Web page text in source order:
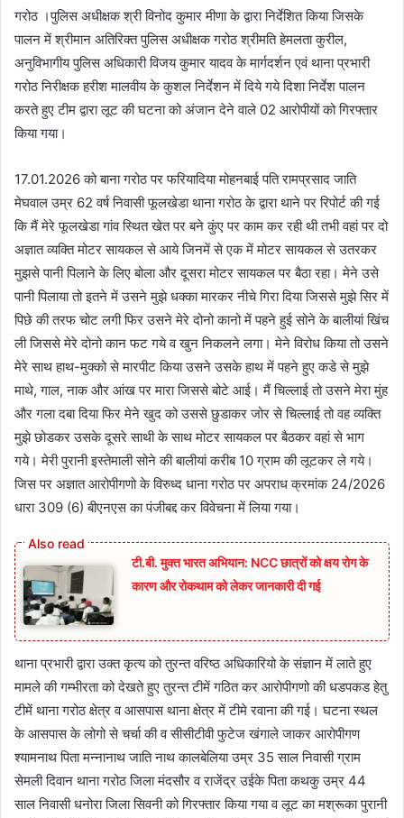
गरोठ ।पुलिस अधीक्षक श्री विनोद कुमार मीणा के द्वारा निर्देशित किया जिसके
पालन में श्रीमान अतिरिक्त पुलिस अधीक्षक गरोठ श्रीमति हेमलता कुरील,
अनुविभागीय पुलिस अधिकारी विजय कुमार यादव के मार्गदर्शन एवं थाना प्रभारी
गरोठ निरीक्षक हरीश मालवीय के कुशल निर्देशन में दिये गये दिशा निर्देश पालन
करते हुए टीम द्वारा लूट की घटना को अंजान देने वाले 02 आरोपीयों को गिरफ्तार
किया गया।
17.01.2026 को बाना गरोठ पर फरियादिया मोहनबाई पति रामप्रसाद जाति
मेघवाल उम्र 62 वर्ष निवासी फूलखेडा थाना गरोठ के द्वारा थाने पर रिपोर्ट की गई
कि मैं मेरे फूलखेडा गांव स्थित खेत पर बने कुंए पर काम कर रही थी तभी वहां पर दो
अज्ञात व्यक्ति मोटर सायकल से आये जिनमें से एक में मोटर सायकल से उतरकर
मुझसे पानी पिलाने के लिए बोला और दूसरा मोटर सायकल पर बैठा रहा। मेने उसे
पानी पिलाया तो इतने में उसने मुझे धक्का मारकर नीचे गिरा दिया जिससे मुझे सिर में
पिछे की तरफ चोट लगी फिर उसने मेरे दोनो कानो में पहने हुई सोने के बालीयां खिंच
ली जिससे मेरे दोनो कान फट गये व खुन निकलने लगा। मेने विरोध किया तो उसने
मेरे साथ हाथ-मुक्को से मारपीट किया उसने उसके हाथ में पहने हुए कडे से मुझे
माथे, गाल, नाक और आंख पर मारा जिससे बोटे आई। मैं चिल्लाई तो उसने मेरा मुंह
और गला दबा दिया फिर मेने खुद को उससे छुडाकर जोर से चिल्लाई तो वह व्यक्ति
मुझे छोडकर उसके दूसरे साथी के साथ मोटर सायकल पर बैठकर वहां से भाग
गये। मेरी पुरानी इस्तेमाली सोने की बालीयां करीब 10 ग्राम की लूटकर ले गये।
जिस पर अज्ञात आरोपीगणो के विरुध्द धाना गरोठ पर अपराध क्रमांक 24/2026
धारा 309 (6) बीएनएस का पंजीबद्द कर विवेचना में लिया गया।
टी.बी. मुक्त भारत अभियान: NCC छात्रों को क्षय रोग के
कारण और रोकथाम को लेकर जानकारी दी गई
थाना प्रभारी द्वारा उक्त कृत्य को तुरन्त वरिष्ठ अधिकारियो के संज्ञान में लाते हुए
मामले की गम्भीरता को देखते हुए तुरन्त टीमें गठित कर आरोपीगणो की धडपकड हेतु
टीमें थाना गरोठ क्षेत्र व आसपास थाना क्षेत्र में टीमे रवाना की गई। घटना स्थल
के आसपास के लोगो से चर्चा की व सीसीटीवी फुटेज खंगाले जाकर आरोपीगण
श्यामनाथ पिता मन्नानाथ जाति नाथ कालबेलिया उम्र 35 साल निवासी ग्राम
सेमली दिवान थाना गरोठ जिला मंदसौर व राजेंद्र उईके पिता कथकु उम्र 44
साल निवासी धनोरा जिला सिवनी को गिरफ्तार किया गया व लूट का मश्रूका पुरानी